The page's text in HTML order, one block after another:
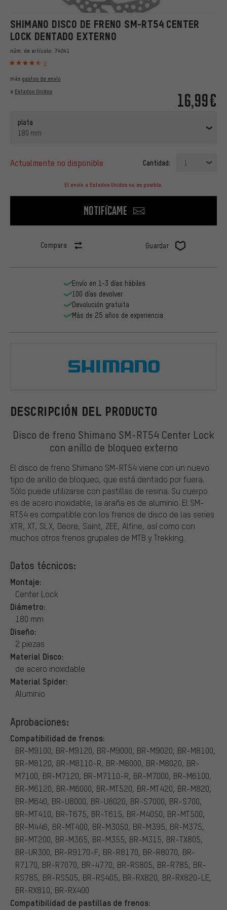
SHIMANO DISCO DE FRENO SM-RT54 CENTER
LOCK DENTADO EXTERNO
núm. de artículo: 74241
6
16,99€
más gastos de envío
a Estados Unidos
plata
180 mm
actualmente no disponible Cantidad: 1
El envío a Estados Unidos no es posible.
Notifícame
Compara Guardar
DESCRIPCIÓN DEL PRODUCTO
Disco de freno Shimano SM-RT54 Center Lock
con anillo de bloqueo externo
El disco de freno Shimano SM-RT54 viene con un nuevo
tipo de anillo de bloqueo, que está dentado por fuera.
Sólo puede utilizarse con pastillas de resina. Su cuerpo
es de acero inoxidable, la araña es de aluminio. El SM-
RT54 es compatible con los frenos de disco de las series
XTR, XT, SLX, Deore, Saint, ZEE, Alfine, así como con
muchos otros frenos grupales de MTB y Trekking.
Datos técnicos:
Montaje:
Center Lock
Diámetro:
180 mm
Diseño:
2 piezas
Material Disco:
de acero inoxidable
Material Spider:
Aluminio
Aprobaciones:
Compatibilidad de frenos:
BR-M9100, BR-M9120, BR-M9000, BR-M9020, BR-M8100,
BR-M8120, BR-M8110-R, BR-M8000, BR-M8020, BR-
M7100, BR-M7120, BR-M7110-R, BR-M7000, BR-M6100,
BR-M6120, BR-M6000, BR-MT520, BR-MT420, BR-M820,
BR-M640, BR-U8000, BR-U8020, BR-S7000, BR-S700,
BR-MT410, BR-T675, BR-T615, BR-M4050, BR-MT500,
BR-M446, BR-MT400, BR-M3050, BR-M395, BR-M375,
BR-MT200, BR-M365, BR-M355, BR-M315, BR-TX805,
BR-UR300, BR-R9170-F, BR-R8170, BR-R8070, BR-
R7170, BR-R7070, BR-4770, BR-RS805, BR-R785, BR-
RS785, BR-RS505, BR-RS405, BR-RX820, BR-RX820-LE,
BR-RX810, BR-RX400
Compatibilidad de pastillas de frenos:
Envío en 1-3 días hábiles
100 días devolver
Devolución gratuita
Más de 25 años de experiencia
Shimano